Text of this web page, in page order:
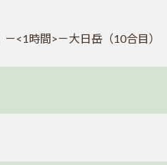
<1時間>－大日岳（10合目）